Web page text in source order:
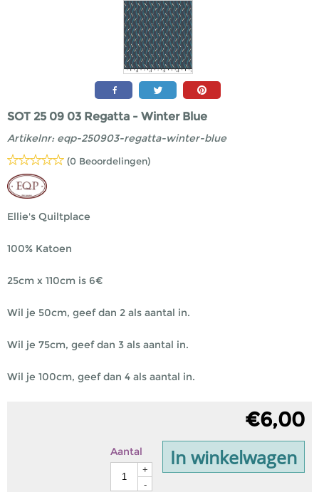
SOT 25 09 03 Regatta - Winter Blue
Artikelnr: eqp-250903-regatta-winter-blue
(0 Beoordelingen)
Ellie's Quiltplace
100% Katoen
25cm x 110cm is 6€
Wil je 50cm, geef dan 2 als aantal in.
Wil je 75cm, geef dan 3 als aantal in.
Wil je 100cm, geef dan 4 als aantal in.
€6,00
Aantal
+
-
In winkelwagen